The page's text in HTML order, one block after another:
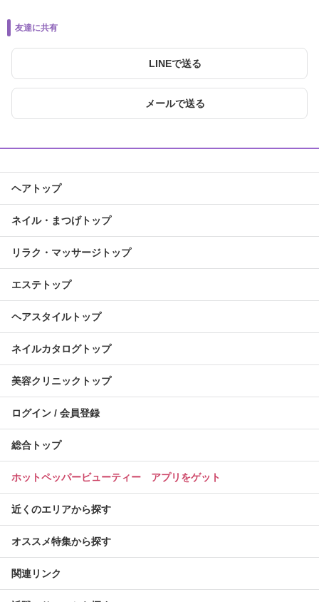
友達に共有
LINEで送る
メールで送る
ヘアトップ
ネイル・まつげトップ
リラク・マッサージトップ
エステトップ
ヘアスタイルトップ
ネイルカタログトップ
美容クリニックトップ
ログイン / 会員登録
総合トップ
ホットペッパービューティー アプリをゲット
近くのエリアから探す
オススメ特集から探す
関連リンク